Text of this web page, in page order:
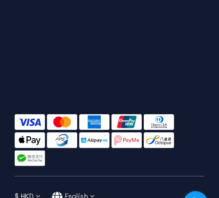
$ HKD English